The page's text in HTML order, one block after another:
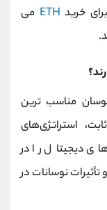
خرید ETH می
نوسان مناسب ترین
استراتژی‌های
دیجیتال را در
نوسانات در